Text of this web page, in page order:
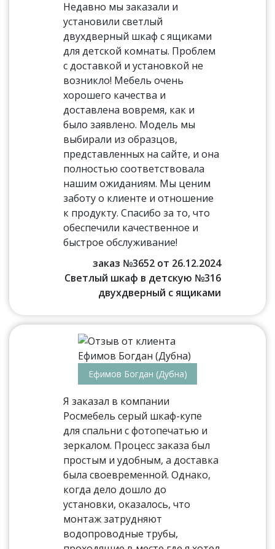
Недавно мы заказали и
установили светлый
двухдверный шкаф с ящиками
для детской комнаты. Проблем
с доставкой и установкой не
возникло! Мебель очень
хорошего качества и
доставлена вовремя, как и
было заявлено. Модель мы
выбирали из образцов,
представленных на сайте, и она
полностью соответствовала
нашим ожиданиям. Мы ценим
заботу о клиенте и отношение
к продукту. Спасибо за то, что
обеспечили качественное и
быстрое обслуживание!
заказ №3652 от 26.12.2024
Светлый шкаф в детскую №316
двухдверный с ящиками
Ефимов Богдан (Дубна)
Я заказал в компании
Росмебель серый шкаф-купе
для спальни с фотопечатью и
зеркалом. Процесс заказа был
простым и удобным, а доставка
была своевременной. Однако,
когда дело дошло до
установки, оказалось, что
монтаж затрудняют
водопроводные трубы,